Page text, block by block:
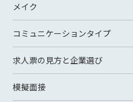
メイク
コミュニケーションタイプ
求人票の見方と企業選び
模擬面接